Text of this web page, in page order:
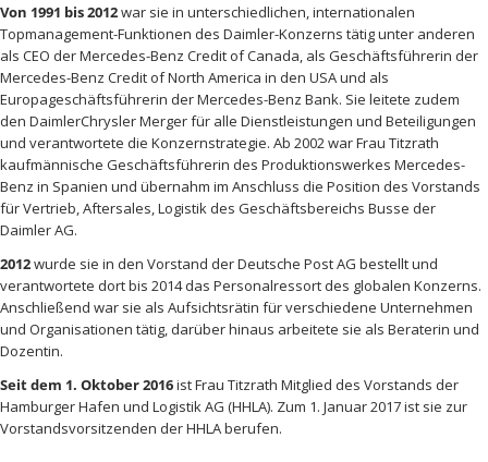
Von 1991 bis 2012war sie in unterschiedlichen, internationalen
Topmanagement-Funktionen des Daimler-Konzerns tätig unter anderen
als CEO der Mercedes-Benz Credit of Canada, als Geschäftsführerin der
Mercedes-Benz Credit of North America in den USA und als
Europageschäftsführerin der Mercedes-Benz Bank. Sie leitete zudem
den DaimlerChrysler Merger für alle Dienstleistungen und Beteiligungen
und verantwortete die Konzernstrategie. Ab 2002 war Frau Titzrath
kaufmännische Geschäftsführerin des Produktionswerkes Mercedes-
Benz in Spanien und übernahm im Anschluss die Position des Vorstands
für Vertrieb, Aftersales, Logistik des Geschäftsbereichs Busse der
Daimler AG.
2012wurde sie in den Vorstand der Deutsche Post AG bestellt und
verantwortete dort bis 2014 das Personalressort des globalen Konzerns.
Anschließend war sie als Aufsichtsrätin für verschiedene Unternehmen
und Organisationen tätig, darüber hinaus arbeitete sie als Beraterin und
Dozentin.
Seit dem 1. Oktober 2016ist Frau Titzrath Mitglied des Vorstands der
Hamburger Hafen und Logistik AG (HHLA). Zum 1. Januar 2017 ist sie zur
Vorstandsvorsitzenden der HHLA berufen.